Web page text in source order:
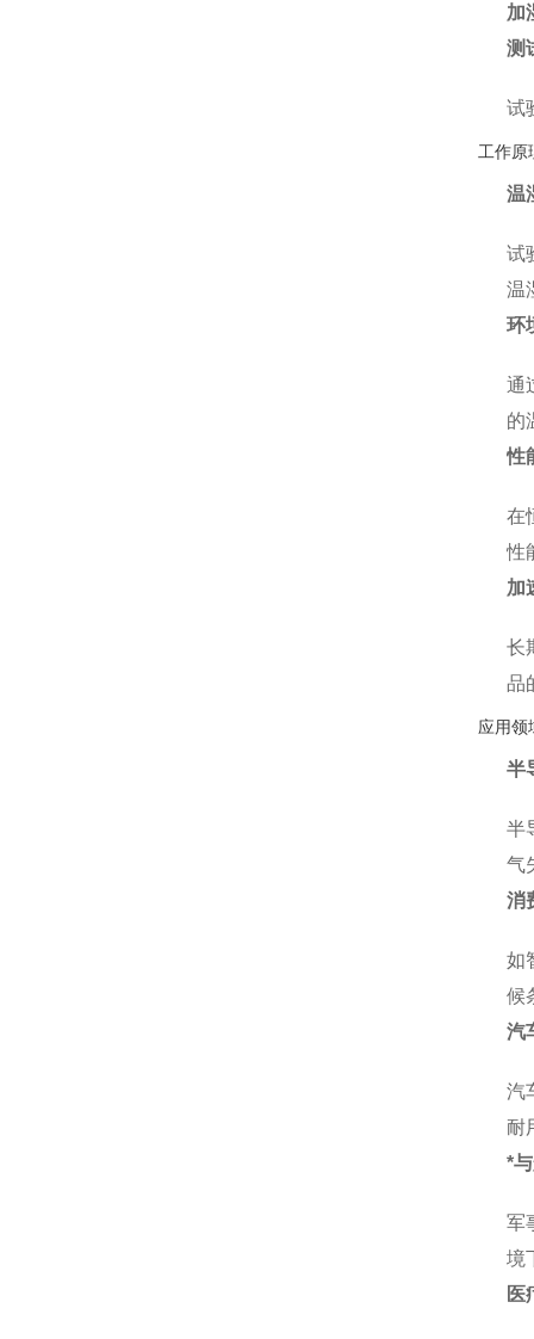
加
测
试
工作原
温
试
温
环
通
的
性
在
性
加
长
品
应用领
半
半
气
消
如
候
汽
汽
耐
*
军
境
医